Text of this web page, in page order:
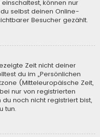
können nur
selbst deinen Online-
Besucher gezählt.
Zeit nicht deiner
du im „Persönlichen
(Mitteleuropäische Zeit,
nur von registrierten
noch nicht registriert bist,
tun.